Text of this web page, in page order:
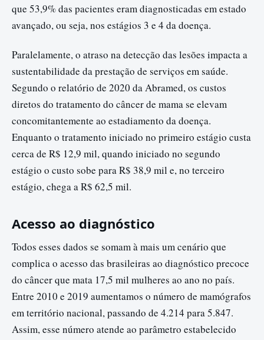
que 53,9% das pacientes eram diagnosticadas em estado
avançado, ou seja, nos estágios 3 e 4 da doença.
Paralelamente, o atraso na detecção das lesões impacta a
sustentabilidade da prestação de serviços em saúde.
Segundo o relatório de 2020 da Abramed, os custos
diretos do tratamento do câncer de mama se elevam
concomitantemente ao estadiamento da doença.
Enquanto o tratamento iniciado no primeiro estágio custa
cerca de R$ 12,9 mil, quando iniciado no segundo
estágio o custo sobe para R$ 38,9 mil e, no terceiro
estágio, chega a R$ 62,5 mil.
Acesso ao diagnóstico
Todos esses dados se somam à mais um cenário que
complica o acesso das brasileiras ao diagnóstico precoce
do câncer que mata 17,5 mil mulheres ao ano no país.
Entre 2010 e 2019 aumentamos o número de mamógrafos
em território nacional, passando de 4.214 para 5.847.
Assim, esse número atende ao parâmetro estabelecido